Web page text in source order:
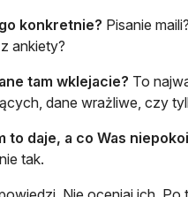
konkretnie? Pisanie
ankiety?
tam wklejacie? To
dane wrażliwe, czy
to daje, a co Was
tak.